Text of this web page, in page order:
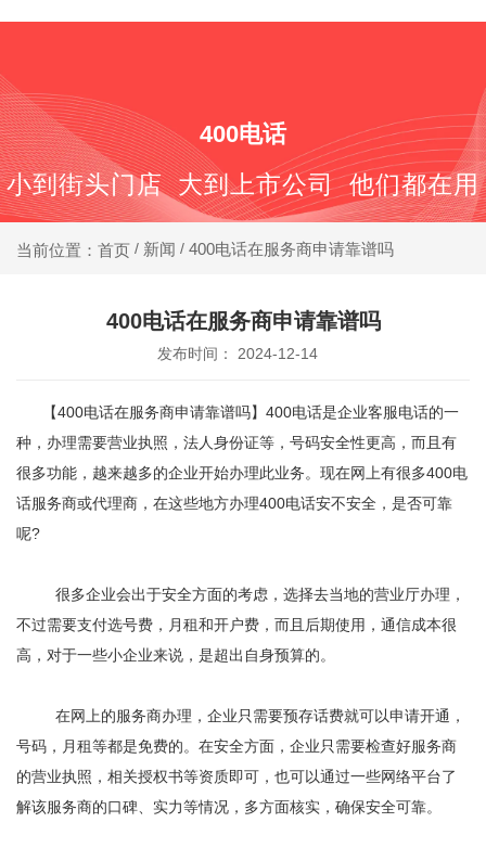
400电话
小到街头门店 大到上市公司 他们都在用
当前位置：首页 / 新闻 / 400电话在服务商申请靠谱吗
400电话在服务商申请靠谱吗
发布时间： 2024-12-14
【400电话在服务商申请靠谱吗】 400电话是企业客服电话的一
种，办理需要营业执照，法人身份证等，号码安全性更高，而且有
很多功能，越来越多的企业开始办理此业务。现在网上有很多400电
话服务商或代理商，在这些地方办理400电话安不安全，是否可靠
呢?
很多企业会出于安全方面的考虑，选择去当地的营业厅办理，
不过需要支付选号费，月租和开户费，而且后期使用，通信成本很
高，对于一些小企业来说，是超出自身预算的。
在网上的服务商办理，企业只需要预存话费就可以申请开通，
号码，月租等都是免费的。在安全方面，企业只需要检查好服务商
的营业执照，相关授权书等资质即可，也可以通过一些网络平台了
解该服务商的口碑、实力等情况，多方面核实，确保安全可靠。